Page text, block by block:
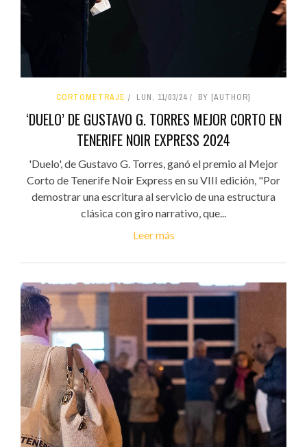
CORTOMETRAJE LUN, 11/03/24 BY [AUTHOR]
‘DUELO’ DE GUSTAVO G. TORRES MEJOR CORTO EN
TENERIFE NOIR EXPRESS 2024
'Duelo', de Gustavo G. Torres, ganó el premio al Mejor
Corto de Tenerife Noir Express en su VIII edición, "Por
demostrar una escritura al servicio de una estructura
clásica con giro narrativo, que...
Leer más